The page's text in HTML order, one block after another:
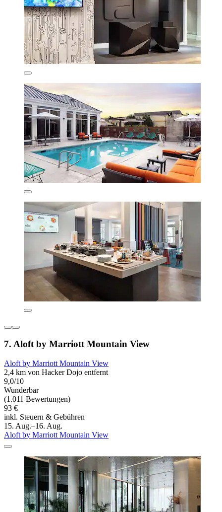
7. Aloft by Marriott Mountain View
Aloft by Marriott Mountain View
2,4 km von Hacker Dojo entfernt
9,0/10
Wunderbar
(1.011 Bewertungen)
93 €
inkl. Steuern & Gebühren
15. Aug.–16. Aug.
Aloft by Marriott Mountain View